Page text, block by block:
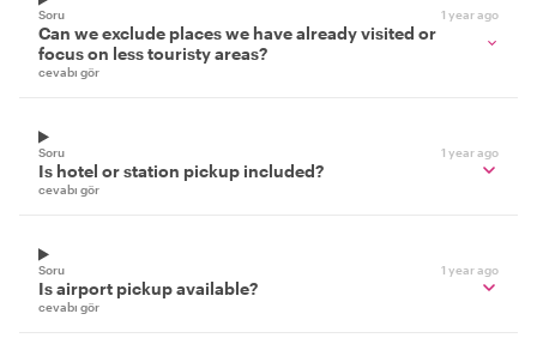
Soru 1 year ago
Can we exclude places we have already visited or
focus on less touristy areas?
cevabı gör
Soru 1 year ago
Is hotel or station pickup included?
cevabı gör
Soru 1 year ago
Is airport pickup available?
cevabı gör